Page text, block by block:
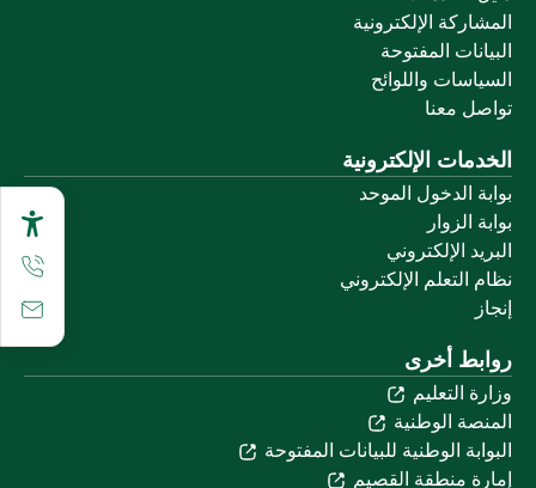
المشاركة الإلكترونية
البيانات المفتوحة
السياسات واللوائح
تواصل معنا
الخدمات الإلكترونية
بوابة الدخول الموحد
بوابة الزوار
البريد الإلكتروني
نظام التعلم الإلكتروني
إنجاز
روابط أخرى
وزارة التعليم
المنصة الوطنية
البوابة الوطنية للبيانات المفتوحة
إمارة منطقة القصيم